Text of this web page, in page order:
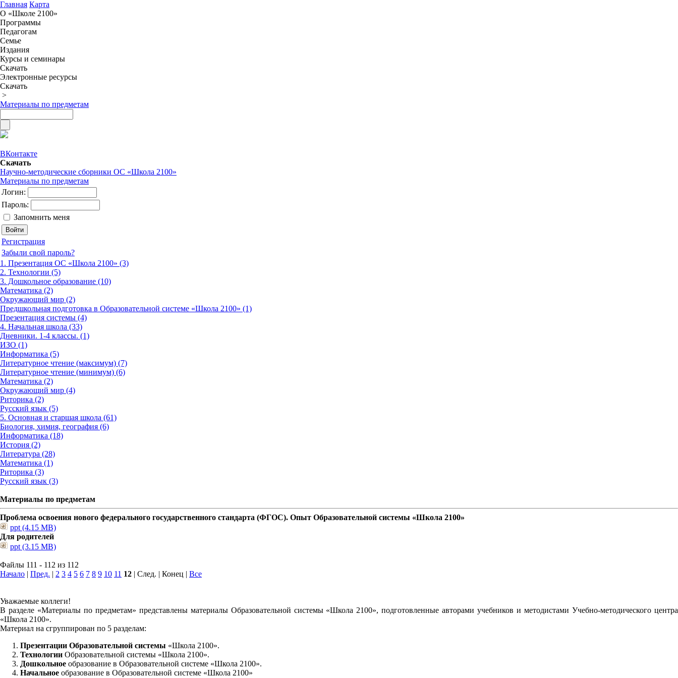
Главная Карта
О «Школе 2100»
Программы
Педагогам
Семье
Издания
Курсы и семинары
Скачать
Электронные ресурсы
Скачать
>
Материалы по предметам
ВКонтакте
Скачать
Научно-методические сборники ОС «Школа 2100»
Материалы по предметам
Логин:
Пароль:
Запомнить меня
Регистрация
Забыли свой пароль?
1. Презентация ОС «Школа 2100» (3)
2. Технологии (5)
3. Дошкольное образование (10)
Математика (2)
Окружающий мир (2)
Предшкольная подготовка в Образовательной системе «Школа 2100» (1)
Презентация системы (4)
4. Начальная школа (33)
Дневники. 1-4 классы. (1)
ИЗО (1)
Информатика (5)
Литературное чтение (максимум) (7)
Литературное чтение (минимум) (6)
Математика (2)
Окружающий мир (4)
Риторика (2)
Русский язык (5)
5. Основная и старшая школа (61)
Биология, химия, география (6)
Информатика (18)
История (2)
Литература (28)
Математика (1)
Риторика (3)
Русский язык (3)
Материалы по предметам
Проблема освоения нового федерального государственного стандарта (ФГОС). Опыт Образовательной системы «Школа 2100»
ppt (4.15 MB)
Для родителей
ppt (3.15 MB)
Файлы 111 - 112 из 112
Начало | Пред. | 2 3 4 5 6 7 8 9 10 11 12 | След. | Конец | Все
Уважаемые коллеги!
В разделе «Материалы по предметам» представлены материалы Образовательной системы «Школа 2100», подготовленные авторами учебников и методистами Учебно-методического центра
«Школа 2100».
Материал на сгруппирован по 5 разделам:
Презентации Образовательной системы «Школа 2100».
Технологии Образовательной системы «Школа 2100».
Дошкольное образование в Образовательной системе «Школа 2100».
Начальное образование в Образовательной системе «Школа 2100»